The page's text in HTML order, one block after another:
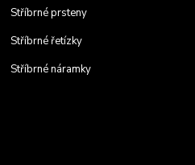
Stříbrné prsteny
Stříbrné řetízky
Stříbrné náramky